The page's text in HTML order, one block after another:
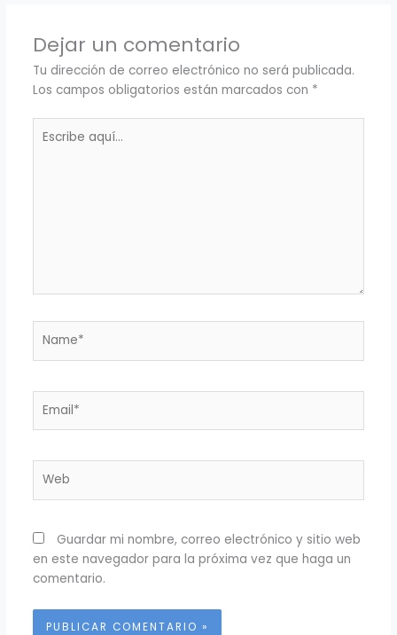
Dejar un comentario
Tu dirección de correo electrónico no será publicada.
Los campos obligatorios están marcados con *
aquí...
Guardar mi nombre, correo electrónico y sitio web
en este navegador para la próxima vez que haga un
comentario.